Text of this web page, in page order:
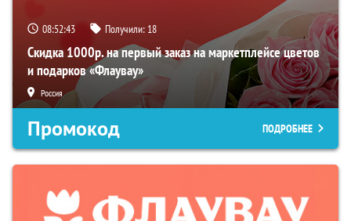
08:52:41 Получили: 18
Скидка 1000р. на первый заказ на маркетплейсе цветов
и подарков «Флаувау»
Россия
Промокод ПОДРОБНЕЕ